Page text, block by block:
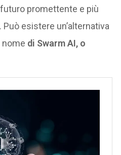
promettente e più
esistere un’alternativa
nome di Swarm AI, o